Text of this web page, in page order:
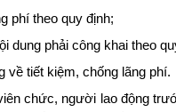
phí theo quy định;
dung phải công khai theo
về tiết kiệm, chống lãng phí.
chức, người lao động